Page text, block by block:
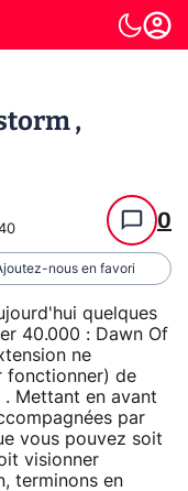
,
0
nous en favori
quelques
40.000 : Dawn Of
ne
fonctionner) de
. Mettant en avant
par
vous pouvez soit
visionner
terminons en